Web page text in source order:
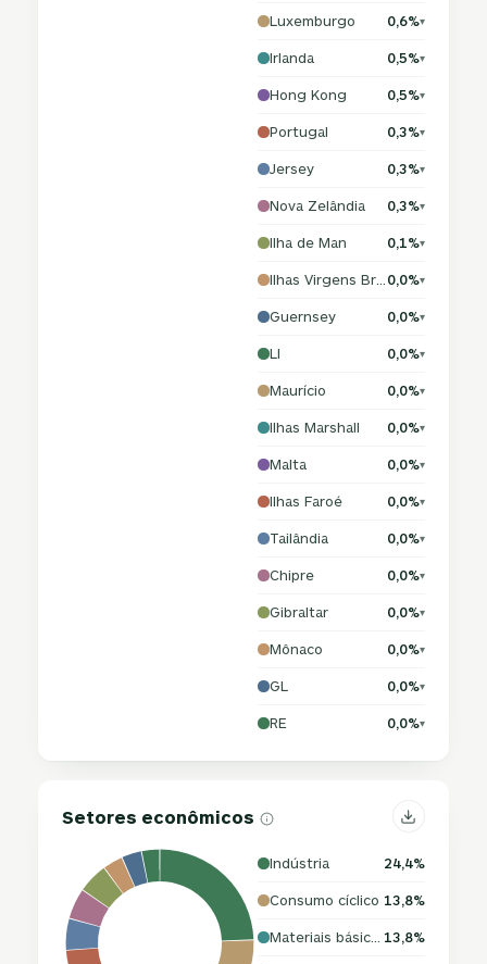
Luxemburgo 0,6%▾
Irlanda 0,5%▾
Hong Kong 0,5%▾
Portugal 0,3%▾
Jersey 0,3%▾
Nova Zelândia 0,3%▾
Ilha de Man 0,1%▾
0,0%▾
Guernsey 0,0%▾
LI 0,0%▾
Maurício 0,0%▾
Ilhas Marshall 0,0%▾
Malta 0,0%▾
Ilhas Faroé 0,0%▾
Tailândia 0,0%▾
Chipre 0,0%▾
Gibraltar 0,0%▾
Mônaco 0,0%▾
GL 0,0%▾
RE 0,0%▾
Setores econômicos
Indústria 24,4%
Consumo cíclico 13,8%
13,8%